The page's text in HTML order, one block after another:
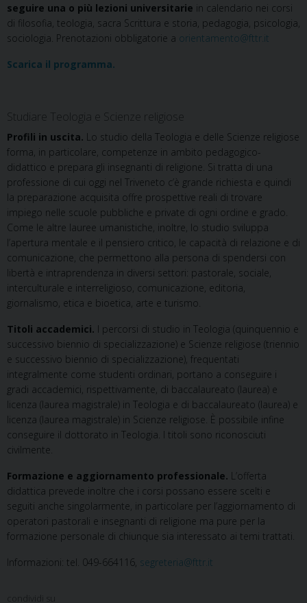
seguire una o più lezioni universitarie in calendario nei corsi
di filosofia, teologia, sacra Scrittura e storia, pedagogia, psicologia,
sociologia. Prenotazioni obbligatorie a orientamento@fttr.it
Scarica il programma.
Studiare Teologia e Scienze religiose
Profili in uscita. Lo studio della Teologia e delle Scienze religiose
forma, in particolare, competenze in ambito pedagogico-
didattico e prepara gli insegnanti di religione. Si tratta di una
professione di cui oggi nel Triveneto c’è grande richiesta e quindi
la preparazione acquisita offre prospettive reali di trovare
impiego nelle scuole pubbliche e private di ogni ordine e grado.
Come le altre lauree umanistiche, inoltre, lo studio sviluppa
l’apertura mentale e il pensiero critico, le capacità di relazione e di
comunicazione, che permettono alla persona di spendersi con
libertà e intraprendenza in diversi settori: pastorale, sociale,
interculturale e interreligioso, comunicazione, editoria,
giornalismo, etica e bioetica, arte e turismo.
Titoli accademici. I percorsi di studio in Teologia (quinquennio e
successivo biennio di specializzazione) e Scienze religiose (triennio
e successivo biennio di specializzazione), frequentati
integralmente come studenti ordinari, portano a conseguire i
gradi accademici, rispettivamente, di baccalaureato (laurea) e
licenza (laurea magistrale) in Teologia e di baccalaureato (laurea) e
licenza (laurea magistrale) in Scienze religiose. È possibile infine
conseguire il dottorato in Teologia. I titoli sono riconosciuti
civilmente.
Formazione e aggiornamento professionale. L’offerta
didattica prevede inoltre che i corsi possano essere scelti e
seguiti anche singolarmente, in particolare per l’aggiornamento di
operatori pastorali e insegnanti di religione ma pure per la
formazione personale di chiunque sia interessato ai temi trattati.
Informazioni: tel. 049-664116, segreteria@fttr.it
condividi su